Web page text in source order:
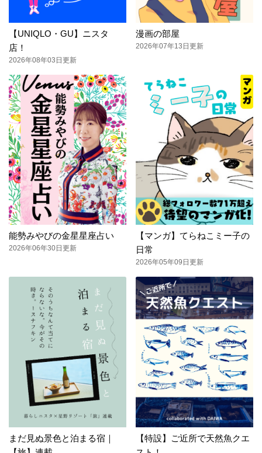
【UNIQLO・GU】ニスタ
店！
2026年08年03日更新
漫画の部屋
2026年07年13日更新
能勢みやびの金星星座占い
2026年06年30日更新
【マンガ】てらねこミー子の
日常
2026年05年09日更新
まだ見ぬ景色と泊まる宿｜
【特設】ご近所で天然魚クエ